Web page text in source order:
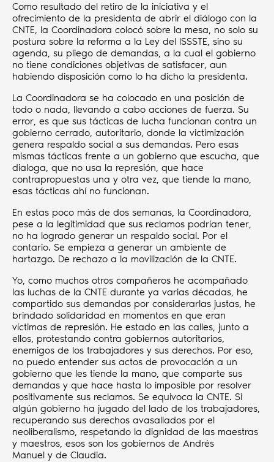
Como resultado del retiro de la iniciativa y el
ofrecimiento de la presidenta de abrir el diálogo con la
CNTE, la Coordinadora colocó sobre la mesa, no solo su
postura sobre la reforma a la Ley del ISSSTE, sino su
agenda, su pliego de demandas, a la cual el gobierno
no tiene condiciones objetivas de satisfacer, aun
habiendo disposición como lo ha dicho la presidenta.
La Coordinadora se ha colocado en una posición de
todo o nada, llevando a cabo acciones de fuerza. Su
error, es que sus tácticas de lucha funcionan contra un
gobierno cerrado, autoritario, donde la victimización
genera respaldo social a sus demandas. Pero esas
mismas tácticas frente a un gobierno que escucha, que
dialoga, que no usa la represión, que hace
contrapropuestas una y otra vez, que tiende la mano,
esas tácticas ahí no funcionan.
En estas poco más de dos semanas, la Coordinadora,
pese a la legitimidad que sus reclamos podrían tener,
no ha logrado generar un respaldo social. Por el
contario. Se empieza a generar un ambiente de
hartazgo. De rechazo a la movilización de la CNTE.
Yo, como muchos otros compañeros he acompañado
las luchas de la CNTE durante ya varias décadas, he
compartido sus demandas por considerarlas justas, he
brindado solidaridad en momentos en que eran
víctimas de represión. He estado en las calles, junto a
ellos, protestando contra gobiernos autoritarios,
enemigos de los trabajadores y sus derechos. Por eso,
no puedo entender sus actos de provocación a un
gobierno que les tiende la mano, que comparte sus
demandas y que hace hasta lo imposible por resolver
positivamente sus reclamos. Se equivoca la CNTE. Si
algún gobierno ha jugado del lado de los trabajadores,
recuperando sus derechos avasallados por el
neoliberalismo, respetando la dignidad de las maestras
y maestros, esos son los gobiernos de Andrés
Manuel y de Claudia.